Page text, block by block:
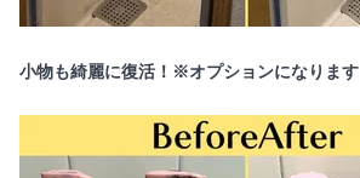
小物も綺麗に復活！※オプションになります